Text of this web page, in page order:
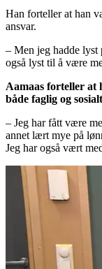
Han forteller at han
ansvar.
– Men jeg hadde lyst
også lyst til å være
Aamaas forteller at
både faglig og
– Jeg har fått være
annet lært mye på
Jeg har også vært